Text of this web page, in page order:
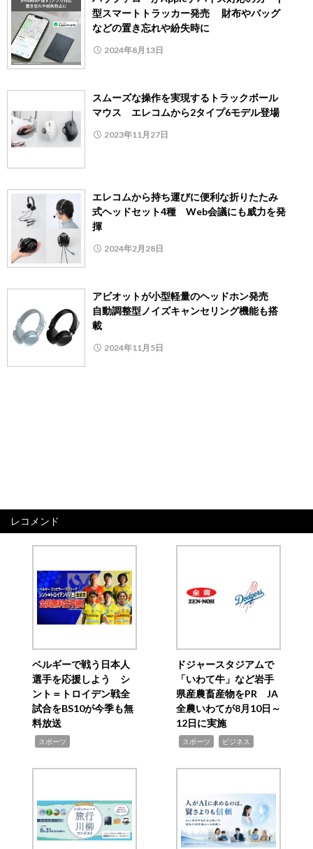
型スマートトラッカー発売 財布やバッグ
などの置き忘れや紛失時に
2024年8月13日
スムーズな操作を実現するトラックボール
マウス エレコムから2タイプ6モデル登場
2023年11月27日
エレコムから持ち運びに便利な折りたたみ
式ヘッドセット4種 Web会議にも威力を発
揮
2024年2月28日
アビオットが小型軽量のヘッドホン発売
自動調整型ノイズキャンセリング機能も搭
載
2024年11月5日
レコメンド
ベルギーで戦う日本人
選手を応援しよう シ
ント＝トロイデン戦全
試合をBS10が今季も無
料放送
スポーツ
ドジャースタジアムで
「いわて牛」など岩手
県産農畜産物をPR JA
全農いわてが8月10日～
12日に実施
スポーツ ビジネス